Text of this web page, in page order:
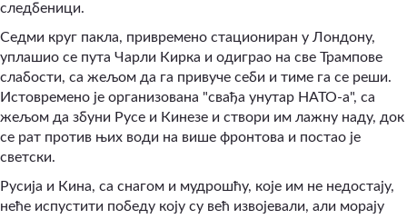
следбеници.
Седми круг пакла, привремено стациониран у Лондону,
уплашио се пута Чарли Кирка и одиграо на све Трампове
слабости, са жељом да га привуче себи и тиме га се реши.
Истовремено је организована "свађа унутар НАТО-а", са
жељом да збуни Русе и Кинезе и створи им лажну наду, док
се рат против њих води на више фронтова и постао је
светски.
Русија и Кина, са снагом и мудрошћу, које им не недостају,
неће испустити победу коју су већ извојевали, али морају